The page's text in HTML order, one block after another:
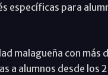
para
malagueña con más
a alumnos desde los